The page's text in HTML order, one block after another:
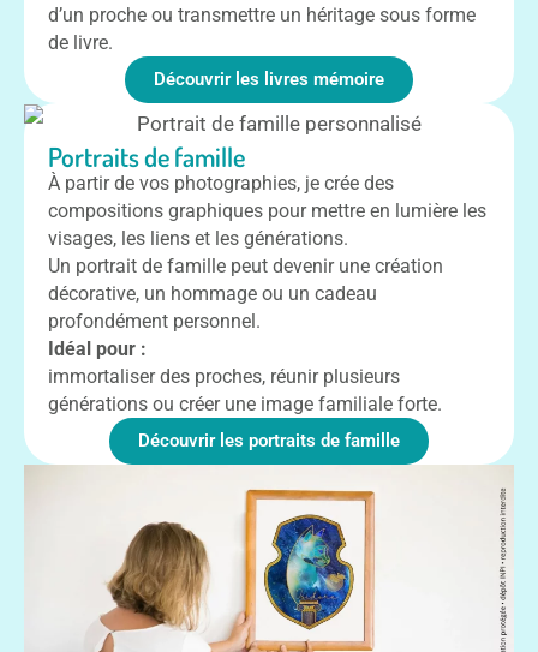
d’un proche ou transmettre un héritage sous forme
de livre.
Découvrir les livres mémoire
Portraits de famille
À partir de vos photographies, je crée des
compositions graphiques pour mettre en lumière les
visages, les liens et les générations.
Un portrait de famille peut devenir une création
décorative, un hommage ou un cadeau
profondément personnel.
Idéal pour :
immortaliser des proches, réunir plusieurs
générations ou créer une image familiale forte.
Découvrir les portraits de famille